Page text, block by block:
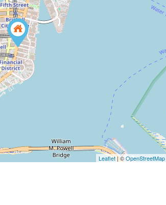
Leaflet| ©OpenStreetMap
Surface
171M²
Chambres